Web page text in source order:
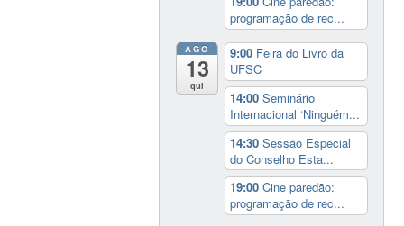
programação de rec...
AGO
13
qui
9:00 Feira do Livro da
UFSC
14:00Seminário
Internacional ‘Ninguém...
14:30Sessão Especial
do Conselho Esta...
19:00Cine paredão:
programação de rec...